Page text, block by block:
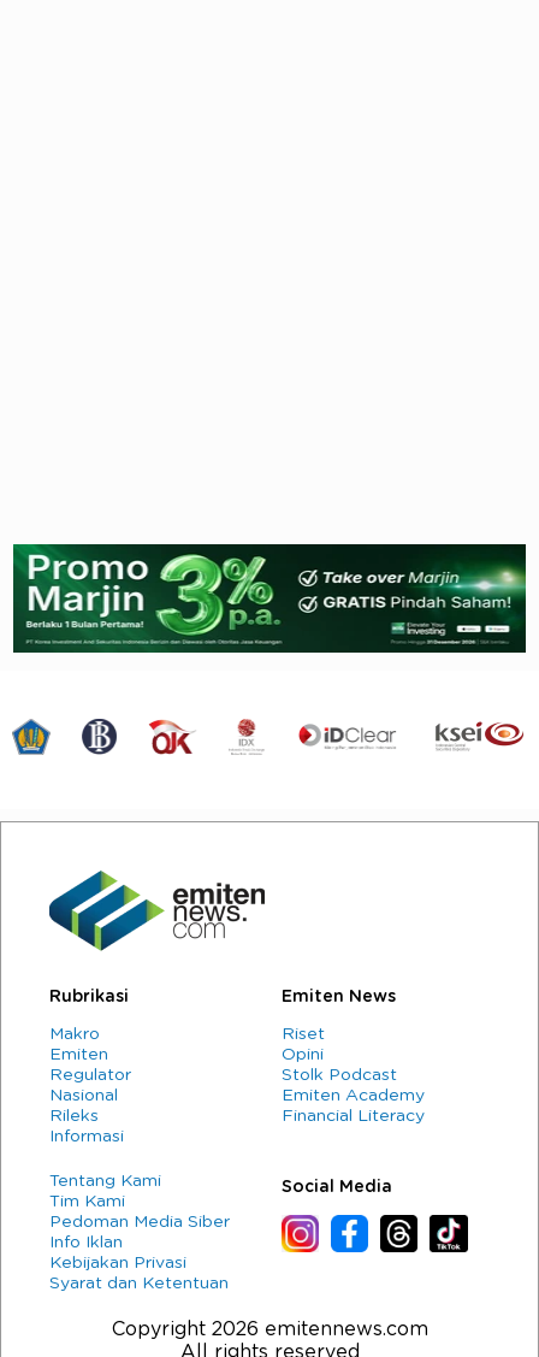
Rubrikasi
Makro
Emiten
Regulator
Nasional
Rileks
Informasi
Emiten News
Riset
Opini
Stolk Podcast
Emiten Academy
Financial Literacy
Tentang Kami
Tim Kami
Pedoman Media Siber
Info Iklan
Kebijakan Privasi
Syarat dan Ketentuan
Social Media
Copyright 2026 emitennews.com
All rights reserved